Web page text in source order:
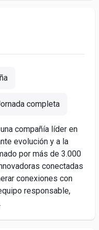
completa
compañía líder en
evolución y a la
por más de 3.000
conectadas
conexiones con
responsable,